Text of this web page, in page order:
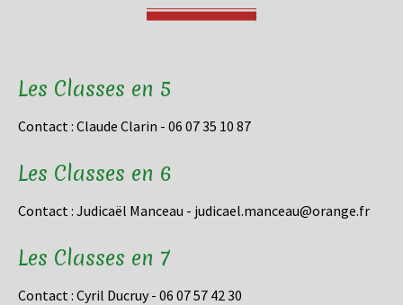
Les Classes en 5
Contact : Claude Clarin - 06 07 35 10 87
Les Classes en 6
Contact : Judicaël Manceau - judicael.manceau@orange.fr
Les Classes en 7
Contact : Cyril Ducruy - 06 07 57 42 30